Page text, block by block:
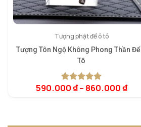
Tượng phật để ô tô
Tượng Tôn Ngộ Không Phong Thần Để
Tô
5.00trên 5
1
590.000₫– 860.000₫